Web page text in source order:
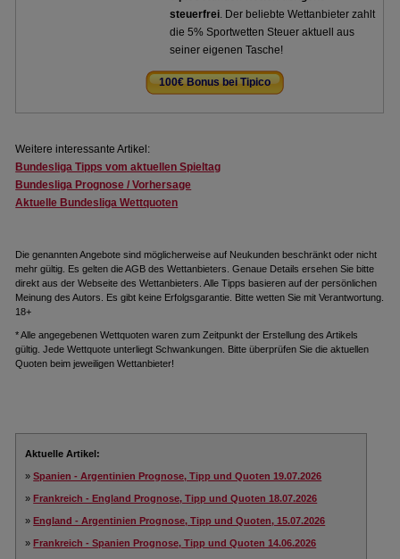
steuerfrei. Der beliebte Wettanbieter zahlt
die 5% Sportwetten Steuer aktuell aus
seiner eigenen Tasche!
100€ Bonus bei Tipico
Weitere interessante Artikel:
Bundesliga Tipps vom aktuellen Spieltag
Bundesliga Prognose / Vorhersage
Aktuelle Bundesliga Wettquoten
Die genannten Angebote sind möglicherweise auf Neukunden beschränkt oder nicht
mehr gültig. Es gelten die AGB des Wettanbieters. Genaue Details ersehen Sie bitte
direkt aus der Webseite des Wettanbieters. Alle Tipps basieren auf der persönlichen
Meinung des Autors. Es gibt keine Erfolgsgarantie. Bitte wetten Sie mit Verantwortung.
18+
* Alle angegebenen Wettquoten waren zum Zeitpunkt der Erstellung des Artikels
gültig. Jede Wettquote unterliegt Schwankungen. Bitte überprüfen Sie die aktuellen
Quoten beim jeweiligen Wettanbieter!
Aktuelle Artikel:
»Spanien - Argentinien Prognose, Tipp und Quoten 19.07.2026
»Frankreich - England Prognose, Tipp und Quoten 18.07.2026
»England - Argentinien Prognose, Tipp und Quoten, 15.07.2026
»Frankreich - Spanien Prognose, Tipp und Quoten 14.06.2026